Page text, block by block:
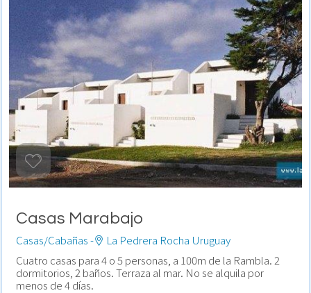
Casas Marabajo
Casas/Cabañas -
La Pedrera Rocha Uruguay
Cuatro casas para 4 o 5 personas, a 100m de la Rambla. 2
dormitorios, 2 baños. Terraza al mar. No se alquila por
menos de 4 días.